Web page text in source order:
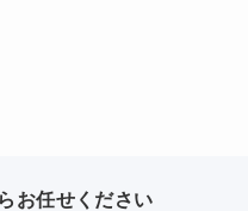
お任せください